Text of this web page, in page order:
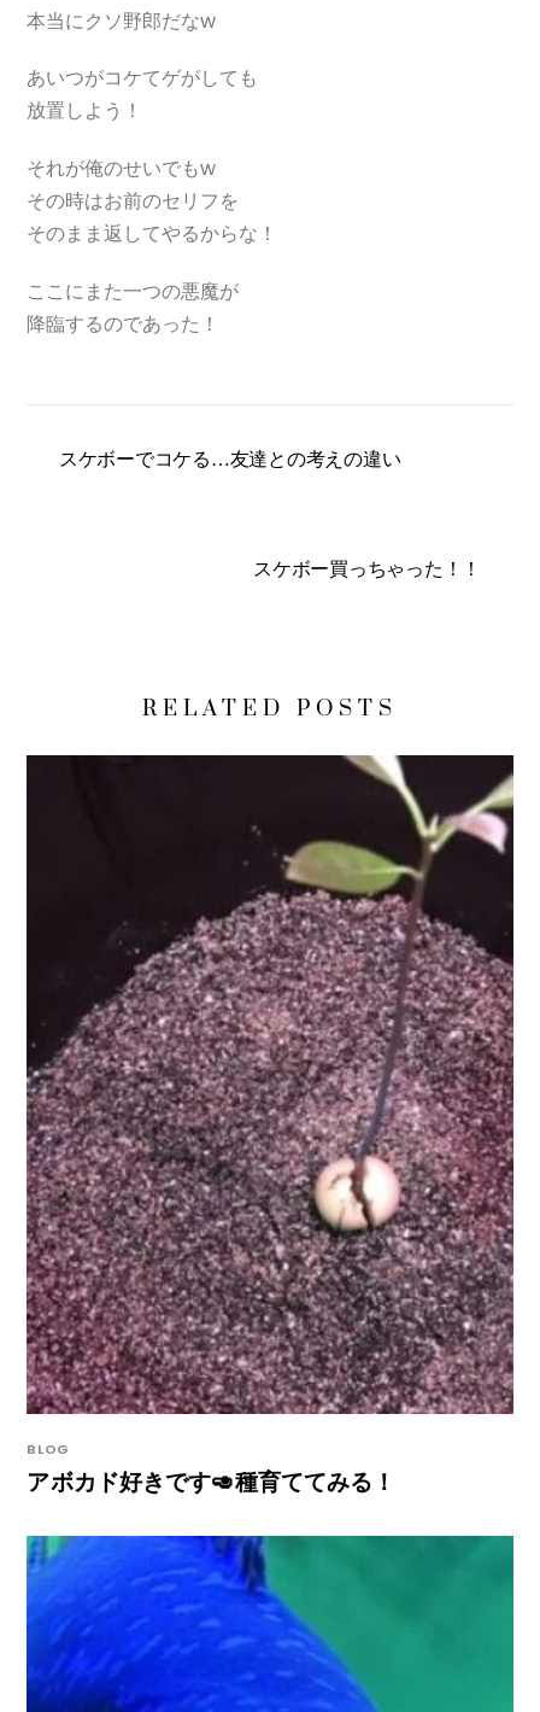
本当にクソ野郎だなw
あいつがコケてゲがしても
放置しよう！
それが俺のせいでもw
その時はお前のセリフを
そのまま返してやるからな！
ここにまた一つの悪魔が
降臨するのであった！
スケボーでコケる…友達との考えの違い
スケボー買っちゃった！！
RELATED POSTS
BLOG
アボカド好きです🥑種育ててみる！